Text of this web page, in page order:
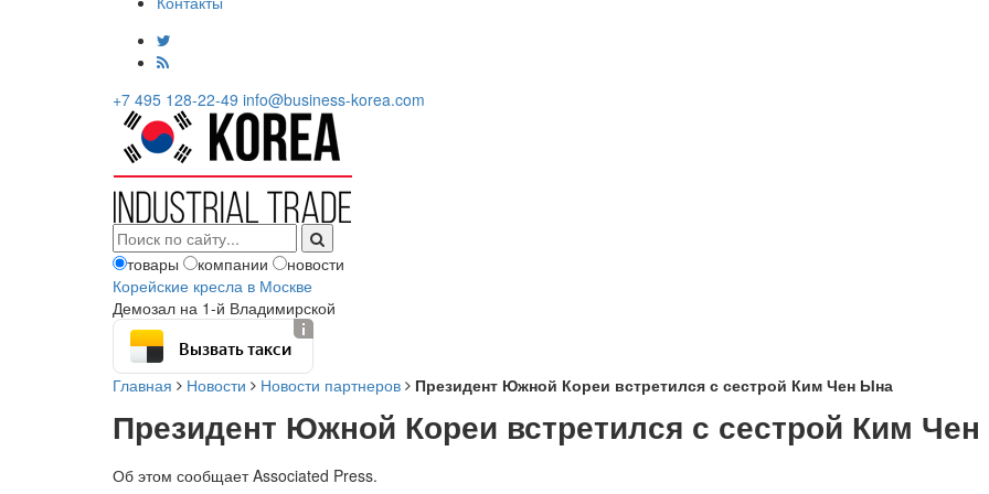
+7 495 128-22-49 info@business-korea.com
товары компании
новости
Корейские кресла в Москве
Демозал на 1-й Владимирской
Вызвать такси
Главная Новости Новости партнеров Президент Южной Кореи встретился с сестрой Ким Чен Ына
Президент Южной Кореи встретился с сестрой Ким
Об этом сообщает Associated Press.